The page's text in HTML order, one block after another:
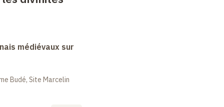
médiévaux sur
Budé, Site Marcelin